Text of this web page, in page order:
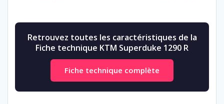
Retrouvez toutes les caractéristiques de la
Fiche technique KTM Superduke 1290 R
Fiche technique complète